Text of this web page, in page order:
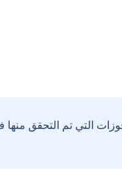
التي تم التحقق